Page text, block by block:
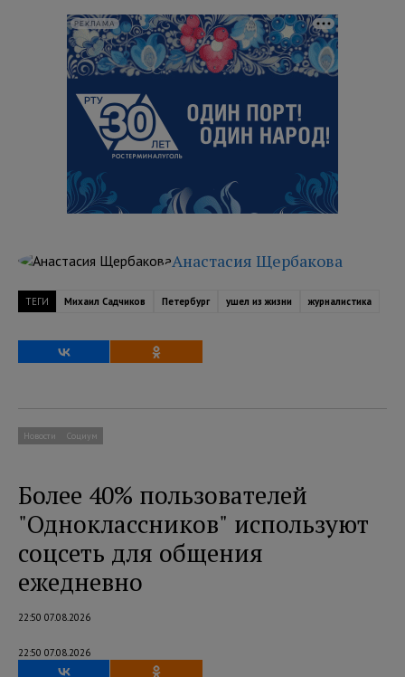
РЕКЛАМА
Анастасия Щербакова
ТЕГИ Михаил Садчиков Петербург ушел из жизни журналистика
Новости Социум
Более 40% пользователей
"Одноклассников" используют
соцсеть для общения
ежедневно
22:50 07.08.2026
22:50 07.08.2026